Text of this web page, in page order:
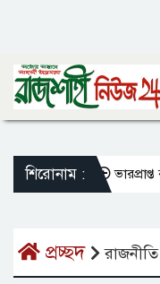
শিরোনাম :
মসজিদ ভারপ্রাপ্ত
প্রচ্ছদ